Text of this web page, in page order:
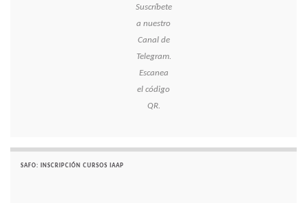
Suscríbete
a nuestro
Canal de
Telegram.
Escanea
el código
QR.
SAFO: INSCRIPCIÓN CURSOS IAAP